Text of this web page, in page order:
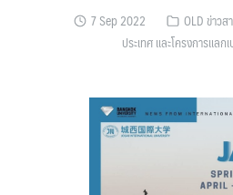
7 Sep 2022
OLD ข่าว
ประเทศ และโครงการแลก